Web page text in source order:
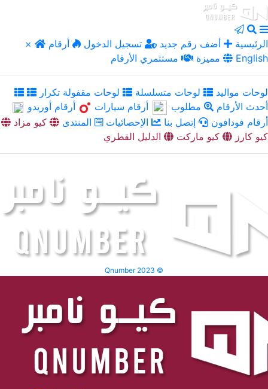
× الرئيسية أضف رقم جديد تسجيل الدخول
أرقام
مميزة
مستثمري الأرقام English
لوحات مواليد لوحات متسلسلة
لوحات مقفولة تكرار
أحدث الأرقام
مطلوب أرقام سيارات
أرقام أوريدو
أرقام فودافون
إتصل بنا الإحصائيات المنتدى
كيو مزاد
كيو كارز
كيو ماركت الدليل القطري
Qnumber 2023 ©